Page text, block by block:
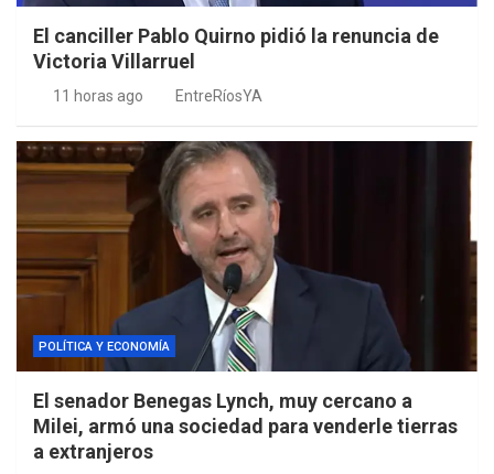
El canciller Pablo Quirno pidió la renuncia de
Victoria Villarruel
11 horas ago EntreRíosYA
POLÍTICA Y ECONOMÍA
El senador Benegas Lynch, muy cercano a
Milei, armó una sociedad para venderle tierras
a extranjeros